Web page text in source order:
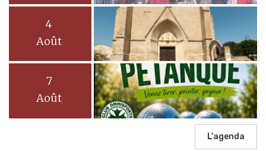
4
Août
7
Août
L'agenda